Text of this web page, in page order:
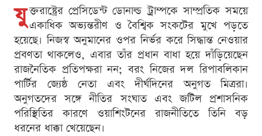
যু ক্তরাষ্ট্রের প্রেসিডেন্ট ডোনাল্ড ট্রাম্পকে সাম্প্রতিক সময়ে
একাধিক অভ্যন্তরীণ ও বৈশ্বিক সংকটের মুখে পড়তে
হয়েছে। নিজস্ব অনুমানের ওপর নির্ভর করে সিদ্ধান্ত নেওয়ার
প্রবণতা থাকলেও, এবার তাঁর প্রধান বাধা হয়ে দাঁড়িয়েছেন
রাজনৈতিক প্রতিপক্ষরা নন; বরং নিজের দল রিপাবলিকান
পার্টির জ্যেষ্ঠ নেতা এবং দীর্ঘদিনের অনুগত মিত্ররা।
অনুগতদের সঙ্গে নীতির সংঘাত এবং জটিল প্রশাসনিক
পরিস্থিতির কারণে ওয়াশিংটনের রাজনীতিতে তিনি বড়
ধরনের ধাক্কা খেয়েছেন।